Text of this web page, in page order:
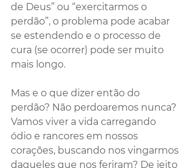
de Deus” ou “exercitarmos o
perdão”, o problema pode acabar
se estendendo e o processo de
cura (se ocorrer) pode ser muito
mais longo.
Mas e o que dizer então do
perdão? Não perdoaremos nunca?
Vamos viver a vida carregando
ódio e rancores em nossos
corações, buscando nos vingarmos
daqueles que nos feriram? De jeito